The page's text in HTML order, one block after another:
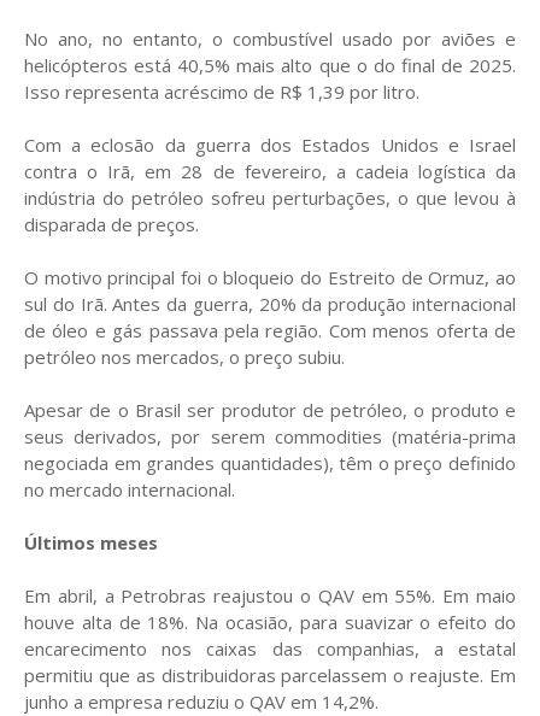
No ano, no entanto, o combustível usado por aviões e
helicópteros está 40,5% mais alto que o do final de 2025.
Isso representa acréscimo de R$ 1,39 por litro.
Com a eclosão da guerra dos Estados Unidos e Israel
contra o Irã, em 28 de fevereiro, a cadeia logística da
indústria do petróleo sofreu perturbações, o que levou à
disparada de preços.
O motivo principal foi o bloqueio do Estreito de Ormuz, ao
sul do Irã. Antes da guerra, 20% da produção internacional
de óleo e gás passava pela região. Com menos oferta de
petróleo nos mercados, o preço subiu.
Apesar de o Brasil ser produtor de petróleo, o produto e
seus derivados, por serem commodities (matéria-prima
negociada em grandes quantidades), têm o preço definido
no mercado internacional.
Últimos meses
Em abril, a Petrobras reajustou o QAV em 55%. Em maio
houve alta de 18%. Na ocasião, para suavizar o efeito do
encarecimento nos caixas das companhias, a estatal
permitiu que as distribuidoras parcelassem o reajuste. Em
junho a empresa reduziu o QAV em 14,2%.